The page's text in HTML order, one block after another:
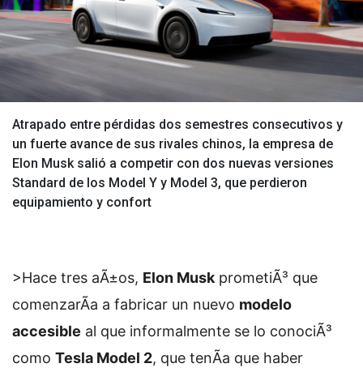
Atrapado entre pérdidas dos semestres consecutivos y
un fuerte avance de sus rivales chinos, la empresa de
Elon Musk salió a competir con dos nuevas versiones
Standard de los Model Y y Model 3, que perdieron
equipamiento y confort
>Hace tres aÃ±os, Elon Musk prometiÃ³ que
comenzarÃ­a a fabricar un nuevo modelo
accesible al que informalmente se lo conociÃ³
como Tesla Model 2, que tenÃ­a que haber